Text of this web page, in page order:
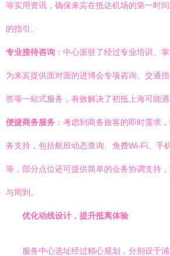
等实用资讯，确保来宾在抵达机场的第一时
的指引。
专业接待咨询 ：中心派驻了经过专业培训、
为来宾提供面对面的进博会专项咨询、交通
答等一站式服务，有效解决了初抵上海可能遇
便捷商务服务 ：考虑到商务旅客的即时需求
务支持，包括航班动态查询、免费Wi-Fi、手
等，部分点位还可提供简单的会务协调支持
与周到。
优化动线设计，提升抵离体验
服务中心选址经过精心规划，分别设于